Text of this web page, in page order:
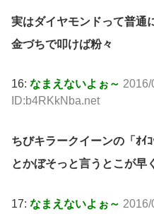
実はダイヤモンドって普通
金づちで叩けば粉々
16: なまえないよぉ～ 2016/
ID:b4RKkNba.net
ちびキラークイーンの「ｵｲｺ
とかぼそっと言うとこが早
17: なまえないよぉ～ 2016/